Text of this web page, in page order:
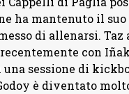
ha mantenuto il
di allenarsi. Taz
con
una sessione di
è diventato